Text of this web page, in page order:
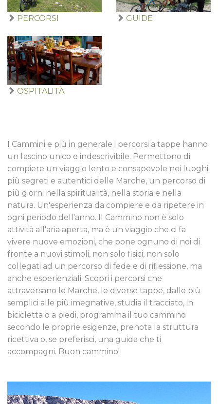
PERCORSI GUIDE
OSPITALITÀ
I Cammini e più in generale i percorsi a tappe hanno
un fascino unico e indescrivibile. Permettono di
compiere un viaggio lento e consapevole nei luoghi
più segreti e autentici delle Marche, un percorso di
più giorni nella spiritualità, nella storia e nella
natura. Un'esperienza da compiere e da ripetere in
ogni periodo dell'anno. Il Cammino non è solo
attività all'aria aperta, ma è un viaggio che ci fa
vivere nuove emozioni, che pone ognuno di noi di
fronte a nuovi stimoli, non solo fisici, non solo
collegati ad un percorso di fede e di riflessione, ma
anche esperienziali. Scopri i percorsi che
attraversano le Marche, le diverse tappe, dalle più
semplici alle più imegnative, studia il tracciato, in
bicicletta o a piedi, programma il tuo cammino
secondo le proprie esigenze, prenota la struttura
ricettiva o, se preferisci, una guida che ti
accompagni. Buon cammino!